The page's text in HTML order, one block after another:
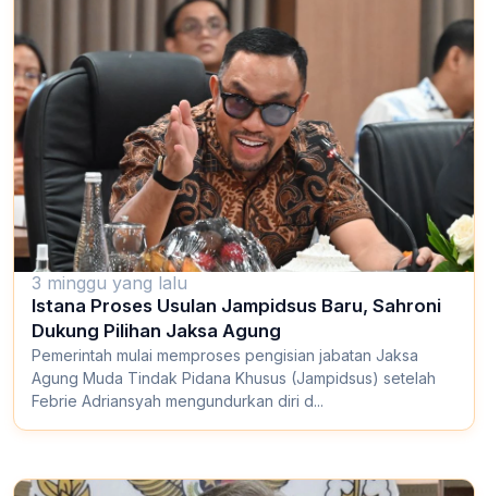
3 minggu yang lalu
Istana Proses Usulan Jampidsus Baru, Sahroni
Dukung Pilihan Jaksa Agung
Pemerintah mulai memproses pengisian jabatan Jaksa
Agung Muda Tindak Pidana Khusus (Jampidsus) setelah
Febrie Adriansyah mengundurkan diri d...